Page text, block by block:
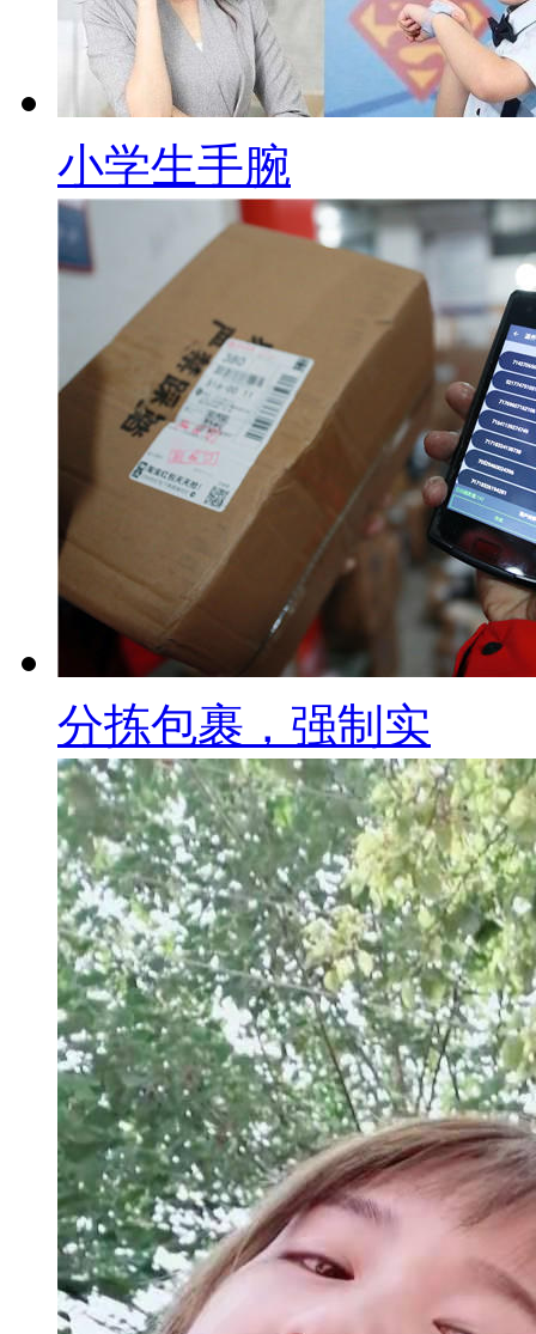
小学生手腕
分拣包裹，强制实